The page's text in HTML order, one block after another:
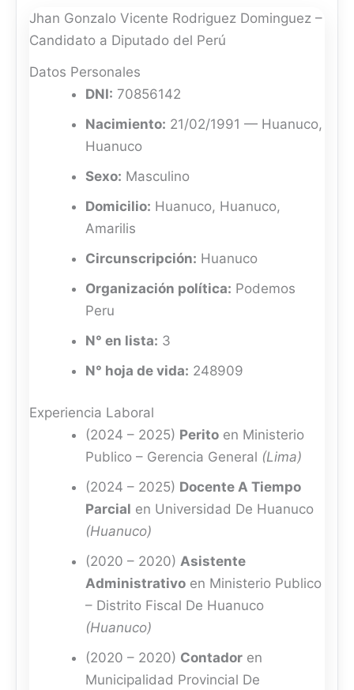
Jhan Gonzalo Vicente Rodriguez Dominguez –
Candidato a Diputado del Perú
Datos Personales
DNI: 70856142
Nacimiento: 21/02/1991 — Huanuco,
Huanuco
Sexo: Masculino
Domicilio: Huanuco, Huanuco,
Amarilis
Circunscripción: Huanuco
Organización política: Podemos
Peru
N° en lista: 3
N° hoja de vida: 248909
Experiencia Laboral
(2024 – 2025) Perito en Ministerio
Publico – Gerencia General (Lima)
(2024 – 2025) Docente A Tiempo
Parcial en Universidad De Huanuco
(Huanuco)
(2020 – 2020) Asistente
Administrativo en Ministerio Publico
– Distrito Fiscal De Huanuco
(Huanuco)
(2020 – 2020) Contador en
Municipalidad Provincial De